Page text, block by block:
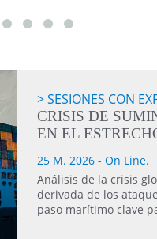
SESIONES CON
CRISIS DE
EN EL
25 M. 2026 - On Line.
Análisis de la crisis
derivada de los
paso marítimo clave